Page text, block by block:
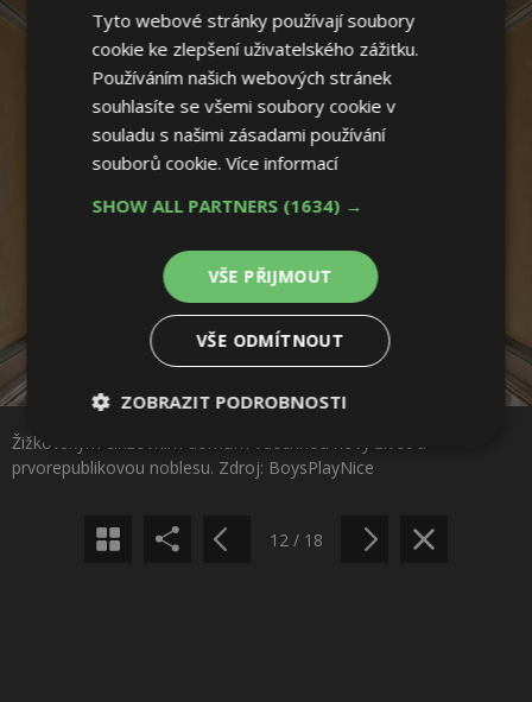
Žižkovským činžovním domům vdechnou nový život a
prvorepublikovou noblesu. Zdroj: BoysPlayNice
Sdílet na Pinterestu
12 / 18
Tyto webové stránky používají soubory
cookie ke zlepšení uživatelského zážitku.
Používáním našich webových stránek
souhlasíte se všemi soubory cookie v
souladu s našimi zásadami používání
souborů cookie.Více informací
SHOW ALL PARTNERS (1634) →
VŠE PŘIJMOUT
VŠE ODMÍTNOUT
ZOBRAZIT PODROBNOSTI
Nezbytně
nutné
Výkonové
soubory
Soubory
cílení